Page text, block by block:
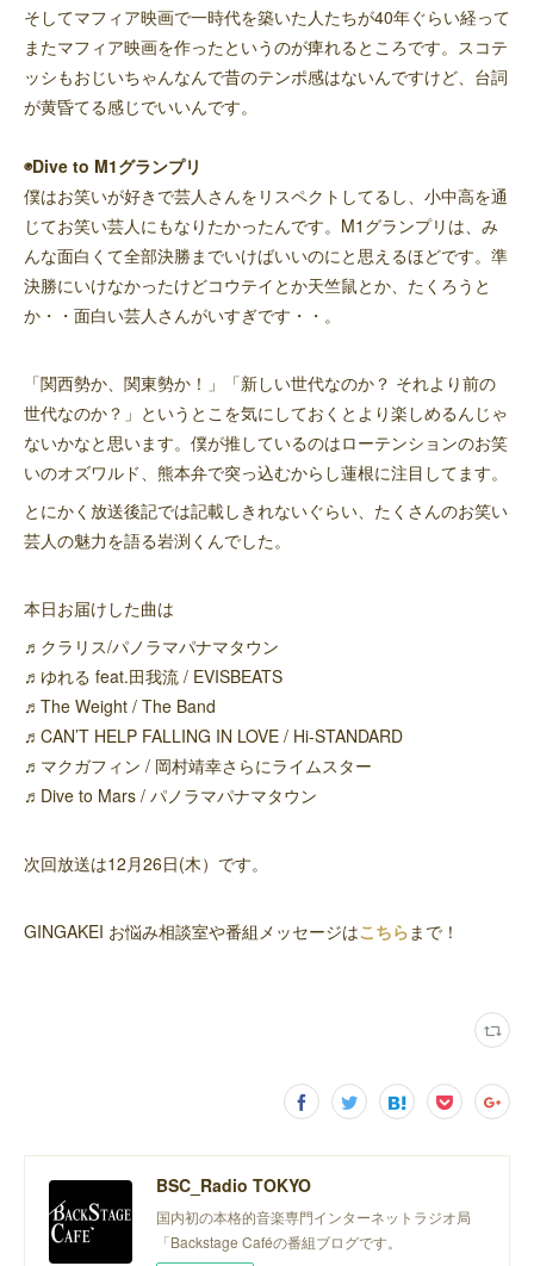
そしてマフィア映画で一時代を築いた人たちが40年ぐらい経って
またマフィア映画を作ったというのが痺れるところです。スコテ
ッシもおじいちゃんなんで昔のテンポ感はないんですけど、台詞
が黄昏てる感じでいいんです。
◉Dive to M1グランプリ
僕はお笑いが好きで芸人さんをリスペクトしてるし、小中高を通
じてお笑い芸人にもなりたかったんです。M1グランプリは、み
んな面白くて全部決勝までいけばいいのにと思えるほどです。準
決勝にいけなかったけどコウテイとか天竺鼠とか、たくろうと
か・・面白い芸人さんがいすぎです・・。
「関西勢か、関東勢か！」「新しい世代なのか？ それより前の
世代なのか？」というとこを気にしておくとより楽しめるんじゃ
ないかなと思います。僕が推しているのはローテンションのお笑
いのオズワルド、熊本弁で突っ込むからし蓮根に注目してます。
とにかく放送後記では記載しきれないぐらい、たくさんのお笑い
芸人の魅力を語る岩渕くんでした。
本日お届けした曲は
♬クラリス/パノラマパナマタウン
♬ゆれる feat.田我流 / EVISBEATS
♬The Weight / The Band
♬CAN’T HELP FALLING IN LOVE / Hi-STANDARD
♬マクガフィン / 岡村靖幸さらにライムスター
♬Dive to Mars / パノラマパナマタウン
次回放送は12月26日(木）です。
GINGAKEI お悩み相談室や番組メッセージはこちらまで！
BSC_Radio TOKYO
国内初の本格的音楽専門インターネットラジオ局
「Backstage Caféの番組ブログです。